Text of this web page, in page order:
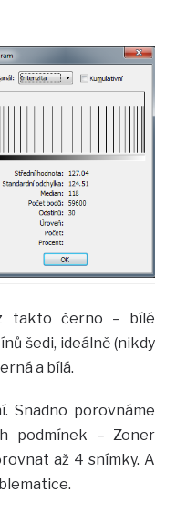
takto černo – bílé
šedi, ideálně (nikdy
a bílá.
Snadno porovnáme
podmínek – Zoner
až 4 snímky. A